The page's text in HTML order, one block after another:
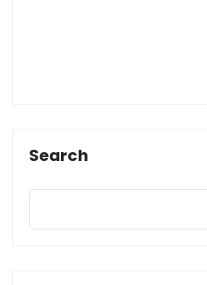
Search